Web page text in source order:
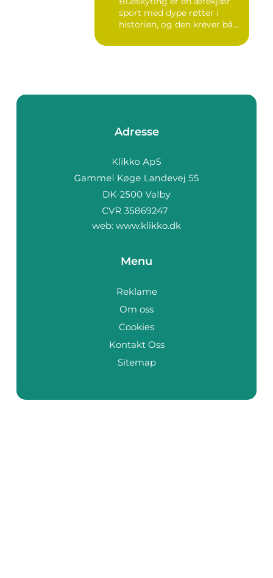
sport med dype røtter i
historien, og den krever bå...
Adresse
web: www.klikko.dk
Menu
Reklame
Om oss
Cookies
Kontakt Oss
Sitemap